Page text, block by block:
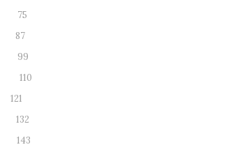
75
87
99
110
121
132
143